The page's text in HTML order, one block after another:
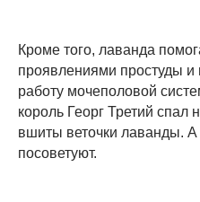
Кроме того, лаванда
проявлениями простуды и
работу мочеполовой
король Георг Третий
вшиты веточки лаванды. А
посоветуют.